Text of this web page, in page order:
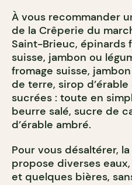
À vous recommander
de la Crêperie du
Saint-Brieuc, épinards
suisse, jambon ou
fromage suisse,
de terre, sirop
sucrées : toute en
beurre salé, sucre de
d’érable ambré.
Pour vous désaltérer,
propose diverses
et quelques bières,